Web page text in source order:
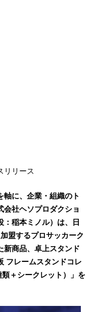
リリース
に、企業・組織のト
会社ヘソプロダクショ
：稲本ミノル）は、日
盟するプロサッカーク
新商品、卓上スタンド
フレームスタンドコレ
＋シークレット）」を